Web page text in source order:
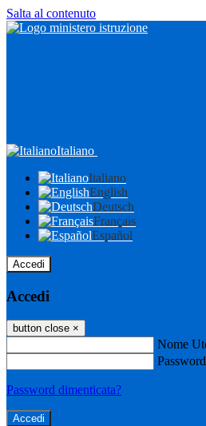
Salta al contenuto
Italiano
Italiano
English
Deutsch
Français
Español
Accedi
Accedi
button close ×
Nome
Password
Password dimenticata?